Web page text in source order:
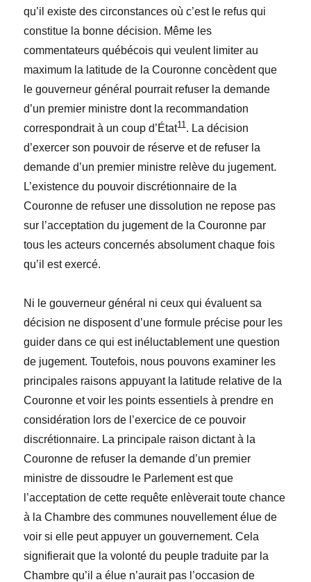
qu’il existe des circonstances où c’est le refus qui
constitue la bonne décision. Même les
commentateurs québécois qui veulent limiter au
maximum la latitude de la Couronne concèdent que
le gouverneur général pourrait refuser la demande
d’un premier ministre dont la recommandation
correspondrait à un coup d’État11. La décision
d’exercer son pouvoir de réserve et de refuser la
demande d’un premier ministre relève du jugement.
L’existence du pouvoir discrétionnaire de la
Couronne de refuser une dissolution ne repose pas
sur l’acceptation du jugement de la Couronne par
tous les acteurs concernés absolument chaque fois
qu’il est exercé.
Ni le gouverneur général ni ceux qui évaluent sa
décision ne disposent d’une formule précise pour les
guider dans ce qui est inéluctablement une question
de jugement. Toutefois, nous pouvons examiner les
principales raisons appuyant la latitude relative de la
Couronne et voir les points essentiels à prendre en
considération lors de l’exercice de ce pouvoir
discrétionnaire. La principale raison dictant à la
Couronne de refuser la demande d’un premier
ministre de dissoudre le Parlement est que
l’acceptation de cette requête enlèverait toute chance
à la Chambre des communes nouvellement élue de
voir si elle peut appuyer un gouvernement. Cela
signifierait que la volonté du peuple traduite par la
Chambre qu’il a élue n’aurait pas l’occasion de